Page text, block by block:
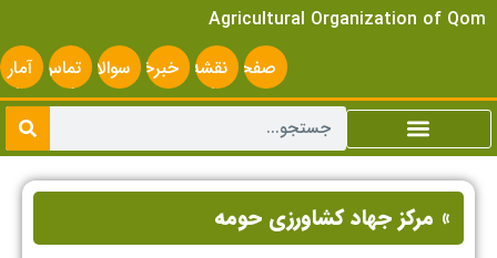
Agricultural Organization of Qom
صفحه
اصلی
نقشه
سایت
خبرخوانسوالات
متداول
تماس
با ما
آمار
» مرکز جهاد کشاورزی حومه